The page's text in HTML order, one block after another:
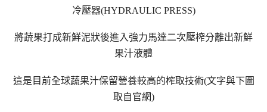
冷壓器(HYDRAULIC PRESS)
將蔬果打成新鮮泥狀後進入強力馬達二次壓榨分離出新鮮
果汁液體
這是目前全球蔬果汁保留營養較高的榨取技術(文字與下圖
取自官網)